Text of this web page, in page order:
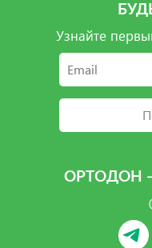
Узнайте
ОРТОДОН